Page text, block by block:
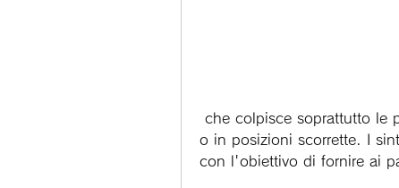
o in posizioni scorrette. I
con l'obiettivo di fornire ai